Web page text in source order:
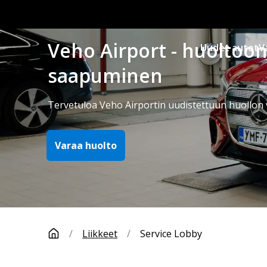
Veho Airport - huoltoon
saapuminen
Tervetuloa Veho Airportin uudistettuun huollon
Varaa huolto
Uudet autot
/ Liikkeet / Service Lobby